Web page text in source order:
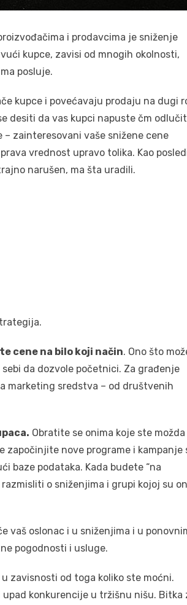
i prodavcima je sniženje
kupce, zavisi od mnogih okolnosti,
posluje.
kupce i povećavaju prodaju na dugi
desiti da vas kupci napuste čm
zainteresovani vaše snižene cene
vrednost upravo tolika. Kao
narušen, ma šta uradili.
cene na bilo koji način. Ono što
da dozvole početnici. Za građenje
marketing sredstva – od društvenih
Obratite se onima koje ste možda
započinjite nove programe i kampanje
baze podataka. Kada budete “na
o sniženjima i grupi kojoj su
vaš oslonac i u sniženjima i u
pogodnosti i usluge.
u zavisnosti od toga koliko ste moćni.
konkurencije u tržišnu nišu. Bitka